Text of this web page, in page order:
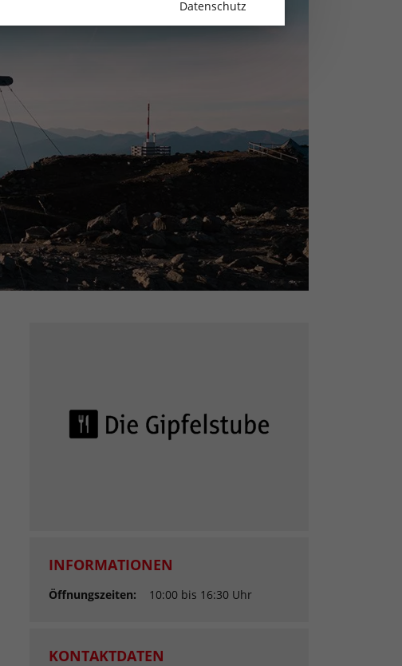
INFORMATIONEN
Öffnungszeiten: 10:00 bis 16:30 Uhr
KONTAKTDATEN
Datenschutz